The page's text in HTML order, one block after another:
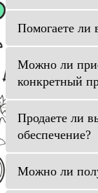
Помогаете ли
Можно ли
конкретный
Продаете ли
обеспечение?
Можно ли